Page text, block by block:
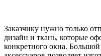
Заказчику нужно только
дизайн и ткань, которые
конкретного окна.